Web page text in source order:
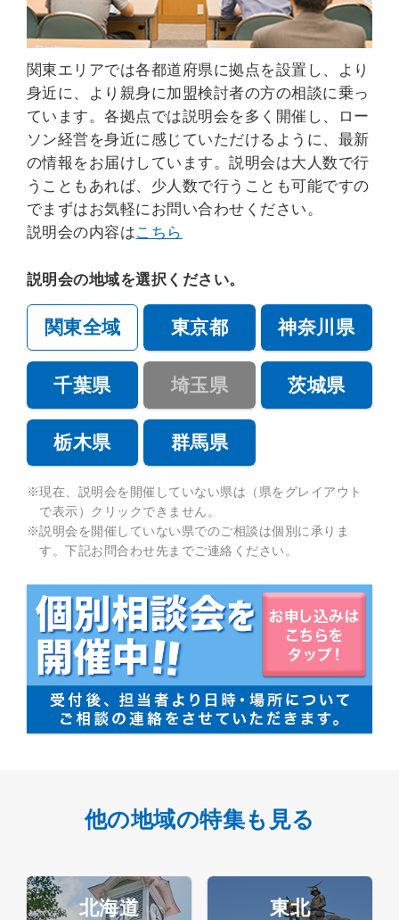
関東エリアでは各都道府県に拠点を設置し、より
身近に、より親身に加盟検討者の方の相談に乗っ
ています。各拠点では説明会を多く開催し、ロー
ソン経営を身近に感じていただけるように、最新
の情報をお届けしています。説明会は大人数で行
うこともあれば、少人数で行うことも可能ですの
でまずはお気軽にお問い合わせください。
説明会の内容はこちら
説明会の地域を選択ください。
関東全域 東京都 神奈川県
千葉県 埼玉県 茨城県
栃木県 群馬県
※現在、説明会を開催していない県は（県をグレイアウト
で表示）クリックできません。
※説明会を開催していない県でのご相談は個別に承りま
す。下記お問合わせ先までご連絡ください。
他の地域の特集も見る
北海道 東北